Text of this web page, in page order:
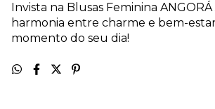
Invista na Blusas Feminina
harmonia entre charme e bem-
momento do seu dia!